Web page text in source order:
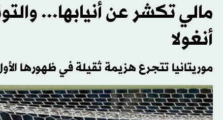
مالي تكشر عن أنيابها...
أنغولا
موريتانيا تتجرع هزيمة ثقيلة في ظهورها